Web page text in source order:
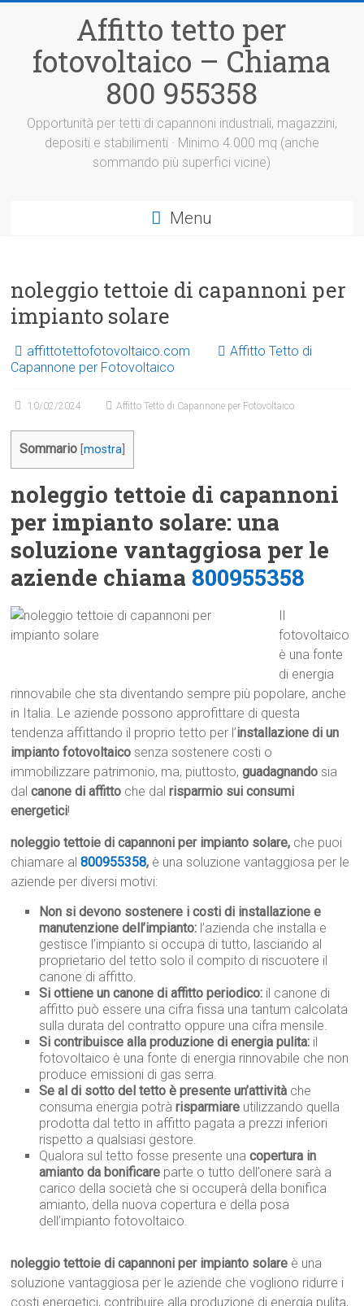
Affitto tetto per
fotovoltaico – Chiama
800 955358
Opportunità per tetti di capannoni industriali, magazzini,
depositi e stabilimenti · Minimo 4.000 mq (anche
sommando più superfici vicine)
Menu
noleggio tettoie di capannoni per
impianto solare
affittotettofotovoltaico.com
Affitto Tetto di
Capannone per Fotovoltaico
10/02/2024 Affitto Tetto di Capannone per Fotovoltaico
Sommario [mostra
noleggio tettoie di capannoni
per impianto solare: una
soluzione vantaggiosa per le
aziende chiama 800955358
fotovoltaico
è una fonte
di energia
rinnovabile che sta diventando sempre più popolare, anche
in Italia. Le aziende possono approfittare di questa
tendenza affittando il proprio tetto per l’installazione di un
impianto fotovoltaico senza sostenere costi o
immobilizzare patrimonio, ma, piuttosto,guadagnando sia
dalcanone di affitto che dalrisparmio sui consumi
energetici!
noleggio tettoie di capannoni per impianto solare, che puoi
chiamare al800955358, è una soluzione vantaggiosa per le
aziende per diversi motivi:
Non si devono sostenere i costi di installazione e
manutenzione dell’impianto: l’azienda che installa e
gestisce l’impianto si occupa di tutto, lasciando al
proprietario del tetto solo il compito di riscuotere il
canone di affitto.
Si ottiene un canone di affitto periodico: il canone di
affitto può essere una cifra fissa una tantum calcolata
sulla durata del contratto oppure una cifra mensile.
Si contribuisce alla produzione di energia pulita: il
fotovoltaico è una fonte di energia rinnovabile che non
produce emissioni di gas serra.
Se al di sotto del tetto è presente un’attività che
consuma energia potràrisparmiare utilizzando quella
prodotta dal tetto in affitto pagata a prezzi inferiori
rispetto a qualsiasi gestore.
Qualora sul tetto fosse presente unacopertura in
amianto da bonificare parte o tutto dell’onere sarà a
carico della società che si occuperà della bonifica
amianto, della nuova copertura e della posa
dell’impianto fotovoltaico.
noleggio tettoie di capannoni per impianto solare è una
soluzione vantaggiosa per le aziende che vogliono ridurre i
costi energetici, contribuire alla produzione di energia pulita,